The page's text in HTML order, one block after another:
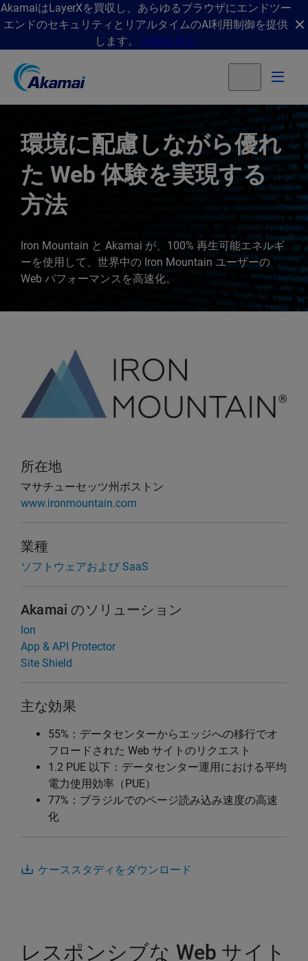
AkamaiはLayerXを買収し、あらゆるブラウザにエンドツー
エンドのセキュリティとリアルタイムのAI利用制御を提供
します。 詳細を見る
環境に配慮しながら優れ
た Web 体験を実現する
方法
Iron Mountain と Akamai が、100% 再生可能エネルギ
ーを使用して、世界中の Iron Mountain ユーザーの
Web パフォーマンスを高速化。
レスポンシブな Web サイト
所在地
マサチューセッツ州ボストン
www.ironmountain.com
業種
ソフトウェアおよび SaaS
Akamai のソリューション
Ion
App & API Protector
Site Shield
主な効果
55%：データセンターからエッジへの移行でオ
フロードされた Web サイトのリクエスト
1.2 PUE 以下：データセンター運用における平均
電力使用効率（PUE）
77%：ブラジルでのページ読み込み速度の高速
化
ケーススタディをダウンロード